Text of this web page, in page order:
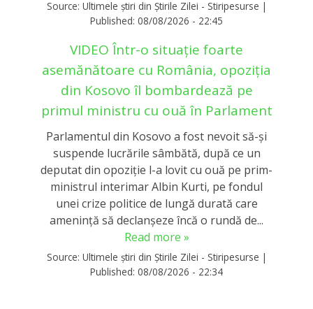
Source: Ultimele știri din Știrile Zilei - Stiripesurse |
Published: 08/08/2026 - 22:45
VIDEO Într-o situație foarte
asemănătoare cu România, opoziția
din Kosovo îl bombardează pe
primul ministru cu ouă în Parlament
Parlamentul din Kosovo a fost nevoit să-și
suspende lucrările sâmbătă, după ce un
deputat din opoziție l-a lovit cu ouă pe prim-
ministrul interimar Albin Kurti, pe fondul
unei crize politice de lungă durată care
amenință să declanșeze încă o rundă de...
Read more »
Source: Ultimele știri din Știrile Zilei - Stiripesurse |
Published: 08/08/2026 - 22:34